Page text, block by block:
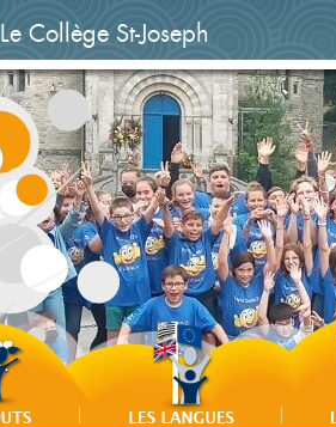
Le Collège St-Joseph